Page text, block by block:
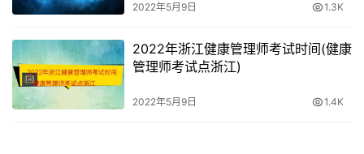
2022年5月9日 1.3K
2022年浙江健康管理师考试时间(健康
管理师考试点浙江)
2022年5月9日 1.4K